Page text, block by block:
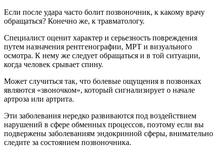
Если после удара часто болит позвоночник, к какому врачу
обращаться? Конечно же, к травматологу.
Специалист оценит характер и серьезность повреждения
путем назначения рентгенографии, МРТ и визуального
осмотра. К нему же следует обращаться и в той ситуации,
когда человек срывает спину.
Может случиться так, что болевые ощущения в позвонках
являются «звоночком», который сигнализирует о начале
артроза или артрита.
Эти заболевания нередко развиваются под воздействием
нарушений в сфере обменных процессов, поэтому если вы
подвержены заболеваниям эндокринной сферы, внимательно
следите за состоянием позвоночника.